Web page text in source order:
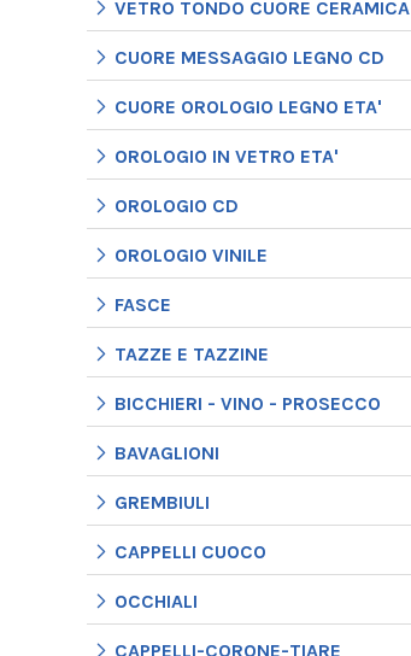
VETRO TONDO CUORE CERAMICA
CUORE MESSAGGIO LEGNO CD
CUORE OROLOGIO LEGNO ETA'
OROLOGIO IN VETRO ETA'
OROLOGIO CD
OROLOGIO VINILE
FASCE
TAZZE E TAZZINE
BICCHIERI - VINO - PROSECCO
BAVAGLIONI
GREMBIULI
CAPPELLI CUOCO
OCCHIALI
CAPPELLI-CORONE-TIARE